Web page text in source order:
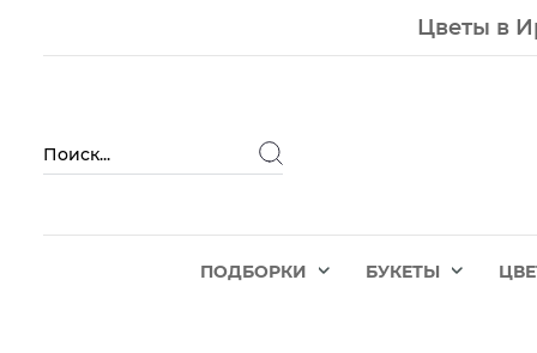
Цветы в
ПОДБОРКИ БУКЕТЫ